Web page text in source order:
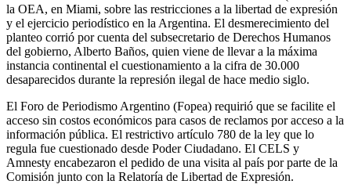
la OEA, en Miami, sobre las restricciones a la libertad de expresión
y el ejercicio periodístico en la Argentina. El desmerecimiento del
planteo corrió por cuenta del subsecretario de Derechos Humanos
del gobierno, Alberto Baños, quien viene de llevar a la máxima
instancia continental el cuestionamiento a la cifra de 30.000
desaparecidos durante la represión ilegal de hace medio siglo.
El Foro de Periodismo Argentino (Fopea) requirió que se facilite el
acceso sin costos económicos para casos de reclamos por acceso a la
información pública. El restrictivo artículo 780 de la ley que lo
regula fue cuestionado desde Poder Ciudadano. El CELS y
Amnesty encabezaron el pedido de una visita al país por parte de la
Comisión junto con la Relatoría de Libertad de Expresión.